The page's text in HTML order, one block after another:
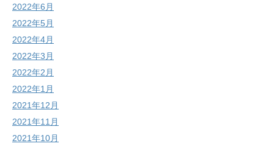
2022年6月
2022年5月
2022年4月
2022年3月
2022年2月
2022年1月
2021年12月
2021年11月
2021年10月